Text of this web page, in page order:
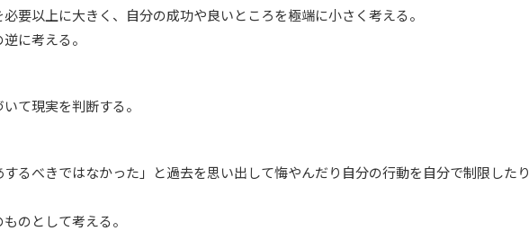
要以上に大きく、自分の成功や良いところを極端に小さく考える。
に考える。
て現実を判断する。
するべきではなかった」と過去を思い出して悔やんだり自分の行動を自分で制限したり
のとして考える。